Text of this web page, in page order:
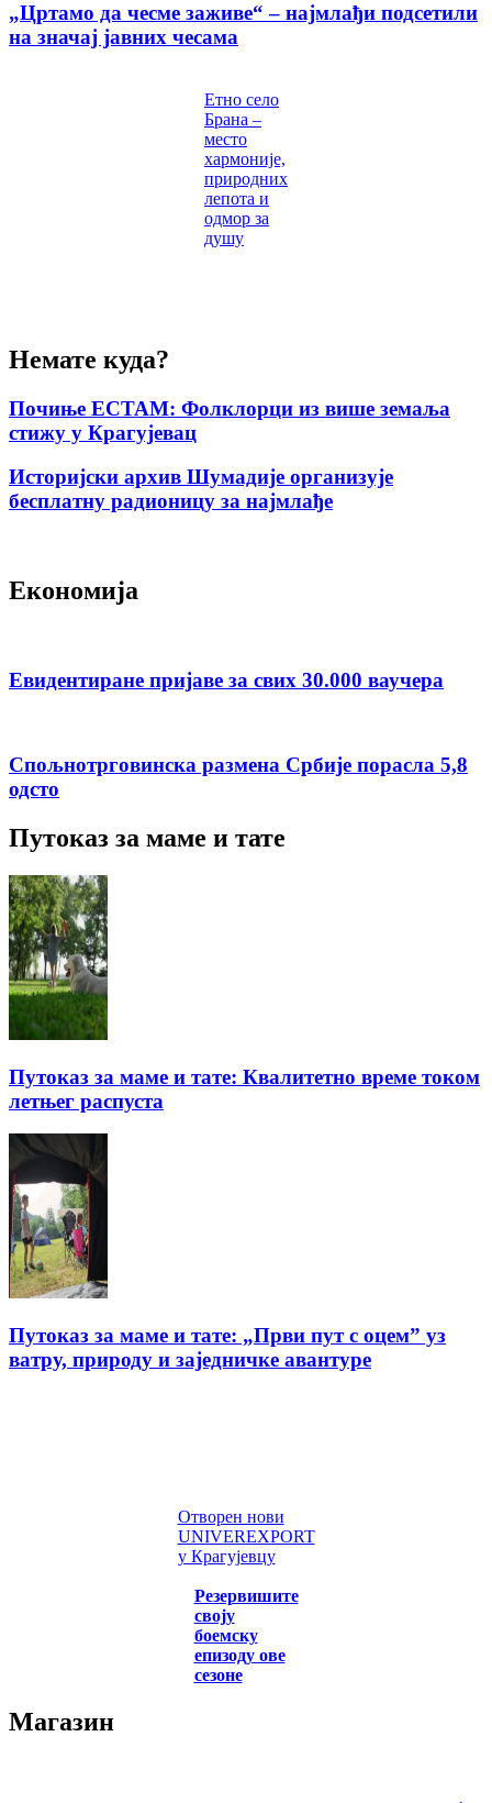
„Цртамо да чесме заживе“ – најмлађи подсетили
на значај јавних чесама
Етно село
Брана –
место
хармоније,
природних
лепота и
одмор за
душу
Немате куда?
Почиње ЕСТАМ: Фолклорци из више земаља
стижу у Крагујевац
Историјски архив Шумадије организује
бесплатну радионицу за најмлађе
Економија
Евидентиране пријаве за свих 30.000 ваучера
Спољнотрговинска размена Србије порасла 5,8
одсто
Путоказ за маме и тате
Путоказ за маме и тате: Квалитетно време током
летњег распуста
Путоказ за маме и тате: „Први пут с оцемˮ уз
ватру, природу и заједничке авантуре
Отворен нови
UNIVEREXPORT
у Крагујевцу
Резервишите
своју
боемску
епизоду ове
сезоне
Магазин